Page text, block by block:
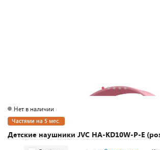
Детские наушники JVC HA-KD10W-P-E
Нет в наличии
Частями на 5 мес.